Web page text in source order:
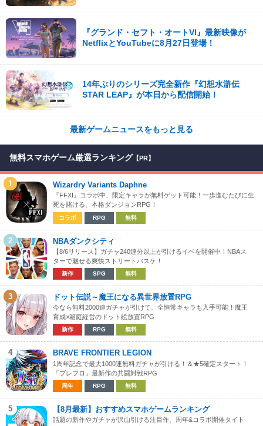
『グランド・セフト・オートVI』最新映像が
NetflixとYouTubeに8月27日登場！
14年ぶりのシリーズ完全新作『幻想水滸伝
STAR LEAP』が本日から配信開始！
最新ゲームニュースをもっと見る
無料スマホゲーム厳選ランキング 【PR】
1 Wizardry Variants Daphne
『FFXI』コラボ中、限定キャラが無料ゲット可能！一歩進むたびに生
死を賭ける、本格ダンジョンRPG！
コラボ RPG 無料
2 NBAダンクシティ
【8/6リリース】ガチャ240連分以上が引けるイベを開催中！NBAス
ターで魅せる爽快ストリートバスケ！
新作 SPG 無料
3 ドット伝説～魔王になる異世界放置RPG
今なら無料2000連ガチャが引けて、全恒常キャラも入手可能！魔王
育成×箱庭経営のドット絵放置RPG
新作 RPG 無料
4 BRAVE FRONTIER LEGION
1周年記念で最大1000連無料ガチャが引ける！＆★5確定スタート！
「ブレフロ」最新作の共闘対戦RPG
周年 RPG 無料
5 【8月最新】おすすめスマホゲームランキング
話題の新作やガチャが沢山引ける注目作、周年&コラボ開催タイト